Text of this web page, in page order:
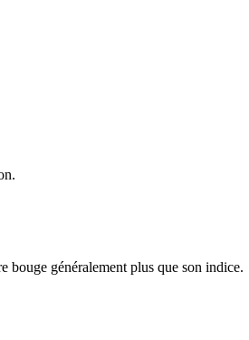
bouge généralement plus que son indice.